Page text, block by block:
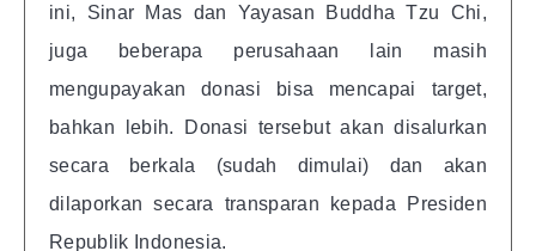
ini, Sinar Mas dan Yayasan Buddha Tzu Chi,
juga beberapa perusahaan lain masih
mengupayakan donasi bisa mencapai target,
bahkan lebih. Donasi tersebut akan disalurkan
secara berkala (sudah dimulai) dan akan
dilaporkan secara transparan kepada Presiden
Republik Indonesia.